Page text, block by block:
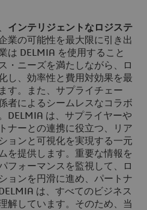
インテリジェントなロジステ
業の可能性を最大限に引き出
は DELMIA を使用すること
・ニーズを満たしながら、ロ
し、効率性と費用対効果を最
す。また、サプライチェー
者によるシームレスなコラボ
DELMIA は、サプライヤーや
ナーとの連携に役立つ、リア
ョンと可視化を実現する一元
を提供します。重要な情報を
フォーマンスを監視して、ロ
ョンを円滑に進め、パートナ
は、すべてのビジネス
解しています。そのため、当